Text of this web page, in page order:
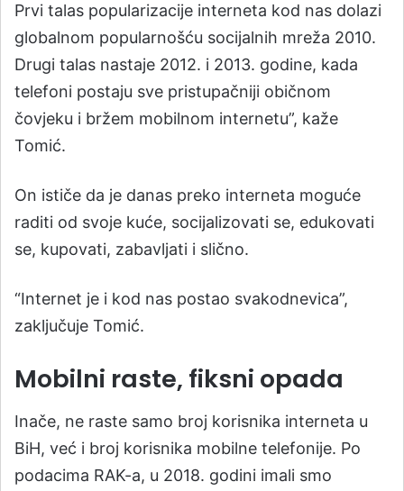
Prvi talas popularizacije interneta kod nas dolazi
globalnom popularnošću socijalnih mreža 2010.
Drugi talas nastaje 2012. i 2013. godine, kada
telefoni postaju sve pristupačniji običnom
čovjeku i bržem mobilnom internetu”, kaže
Tomić.
On ističe da je danas preko interneta moguće
raditi od svoje kuće, socijalizovati se, edukovati
se, kupovati, zabavljati i slično.
“Internet je i kod nas postao svakodnevica”,
zaključuje Tomić.
Mobilni raste, fiksni opada
Inače, ne raste samo broj korisnika interneta u
BiH, već i broj korisnika mobilne telefonije. Po
podacima RAK-a, u 2018. godini imali smo